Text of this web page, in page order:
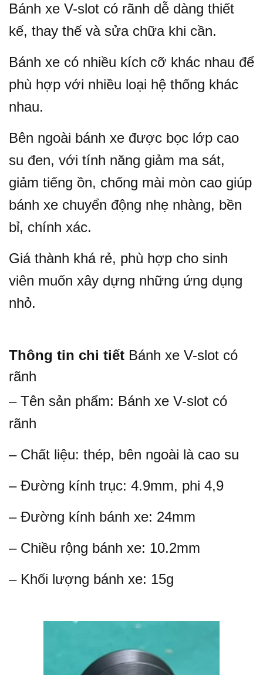
Bánh xe V-slot có rãnh dễ dàng thiết
kế, thay thế và sửa chữa khi cần.
Bánh xe có nhiều kích cỡ khác nhau để
phù hợp với nhiều loại hệ thống khác
nhau.
Bên ngoài bánh xe được bọc lớp cao
su đen, với tính năng giảm ma sát,
giảm tiếng ồn, chống mài mòn cao giúp
bánh xe chuyển động nhẹ nhàng, bền
bỉ, chính xác.
Giá thành khá rẻ, phù hợp cho sinh
viên muốn xây dựng những ứng dụng
nhỏ.
Thông tin chi tiết Bánh xe V-slot có
rãnh
– Tên sản phẩm: Bánh xe V-slot có
rãnh
– Chất liệu: thép, bên ngoài là cao su
– Đường kính trục: 4.9mm, phi 4,9
– Đường kính bánh xe: 24mm
– Chiều rộng bánh xe: 10.2mm
– Khối lượng bánh xe: 15g